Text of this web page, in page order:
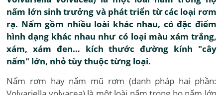
nấm lớn sinh trưởng và phát triển từ các loại rơm
rạ. Nấm gồm nhiều loài khác nhau, có đặc điểm
hình dạng khác nhau như có loại màu xám trắng,
xám, xám đen… kích thước đường kính "cây
nấm" lớn, nhỏ tùy thuộc từng loại.
Nấm rơm hay nấm mũ rơm (danh pháp hai phần: